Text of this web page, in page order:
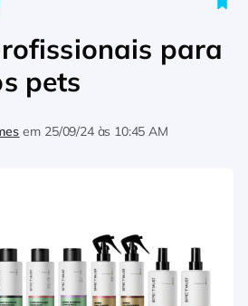
para
pets
em 25/09/24 às 10:45 AM